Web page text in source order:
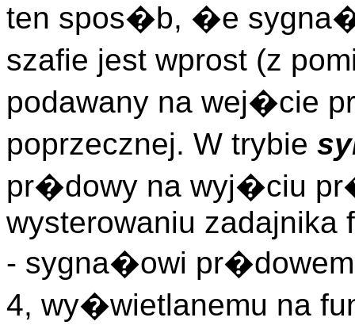
ten spos�b, �e
szafie jest wprost (z
podawany na wej�cie
poprzecznej. W trybie
pr�dowy na wyj�ciu
wysterowaniu zadajnika
- sygna�owi
4, wy�wietlanemu na